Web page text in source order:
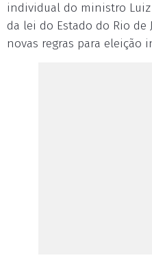
individual do ministro Luiz
da lei do Estado do Rio de
novas regras para eleição